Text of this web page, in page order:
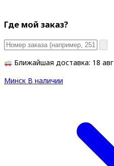
Где мой заказ?
Ближайшая доставка: 18 авг
Минск В наличии